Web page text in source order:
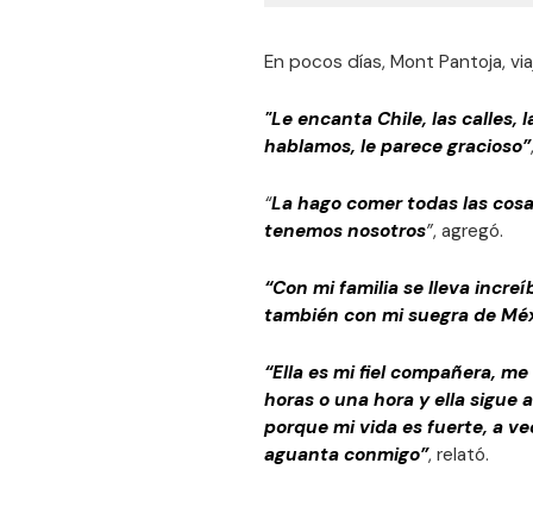
En pocos días, Mont Pantoja,
"Le encanta Chile, las calles,
hablamos, le parece gracioso”
“La hago comer todas las
tenemos nosotros”, agregó.
“Con mi familia se lleva
también con mi suegra de
“Ella es mi fiel compañera,
horas o una hora y ella sigue
porque mi vida es fuerte, a
aguanta conmigo”, relató.